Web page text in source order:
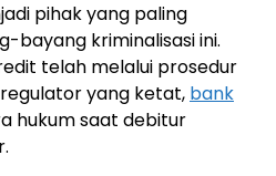
pihak yang paling
bayang kriminalisasi ini.
telah melalui prosedur
yang ketat, bank
hukum saat debitur